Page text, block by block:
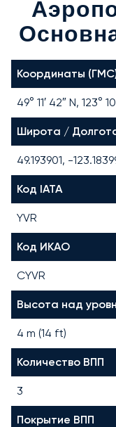
Координаты
49° 11′ 42″ N, 123°
Широта /
49.193901, -
Код IATA
YVR
Код ИКАО
CYVR
Высота над
4 m (14 ft)
Количество ВПП
3
Покрытие ВПП